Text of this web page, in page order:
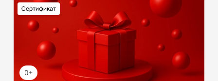
0+
Сертификат